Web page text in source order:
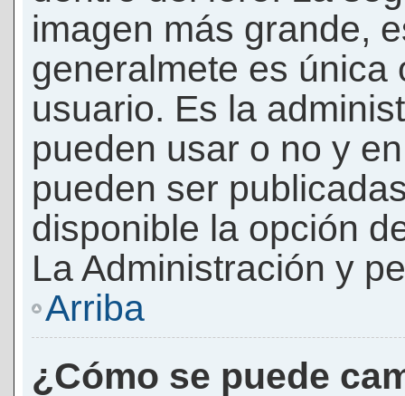
imagen más grande,
generalmete es única
usuario. Es la
pueden usar o no y
pueden ser
disponible la opción
La Administración y
Arriba
¿Cómo se puede